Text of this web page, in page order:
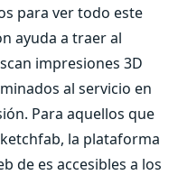
para ver todo este
ayuda a traer al
impresiones 3D
al servicio en
Para aquellos que
la plataforma
de es accesibles a los